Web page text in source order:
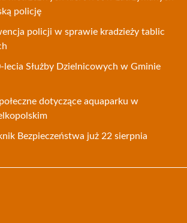
policję
policji w sprawie kradzieży tablic
Służby Dzielnicowych w Gminie
dotyczące aquaparku w
Bezpieczeństwa już 22 sierpnia